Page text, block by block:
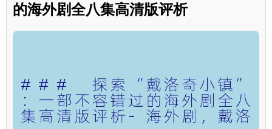
的海外剧全八集高清版评析